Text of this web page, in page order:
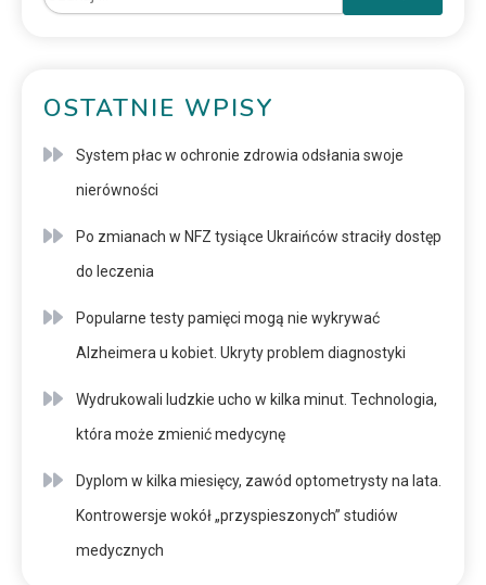
OSTATNIE WPISY
System płac w ochronie zdrowia odsłania swoje
nierówności
Po zmianach w NFZ tysiące Ukraińców straciły dostęp
do leczenia
Popularne testy pamięci mogą nie wykrywać
Alzheimera u kobiet. Ukryty problem diagnostyki
Wydrukowali ludzkie ucho w kilka minut. Technologia,
która może zmienić medycynę
Dyplom w kilka miesięcy, zawód optometrysty na lata.
Kontrowersje wokół „przyspieszonych” studiów
medycznych